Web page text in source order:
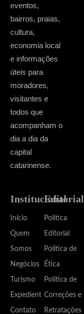
eventos,
bairros, praias,
cultura,
economia local
e informações
úteis para
moradores,
visitantes e
todos que
acompanham o
dia a dia da
capital
catarinense.
Institucional
Início
Quem
Somos
Negócios
Turismo
Expediente
Contato
Editorial
Política
Editorial
Política de
Ética
Política de
Correções e
Retratações